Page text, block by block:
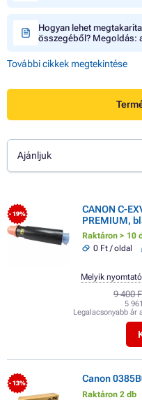
Hogyan lehet
összegéből? Megoldás:
További cikkek megtekintése
Ajánljuk
- 19%
CANON C-
PREMIUM,
Raktáron > 10
0 Ft / oldal
9 400
5
Legalacsonyabb ár
Melyik
- 13% Canon
Raktáron 2 db